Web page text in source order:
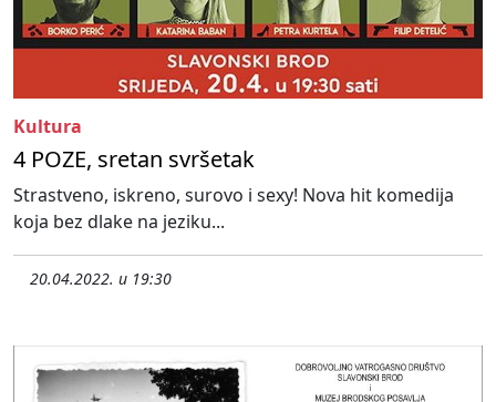
Kultura
4 POZE, sretan svršetak
Strastveno, iskreno, surovo i sexy! Nova hit komedija
koja bez dlake na jeziku...
20.04.2022. u 19:30